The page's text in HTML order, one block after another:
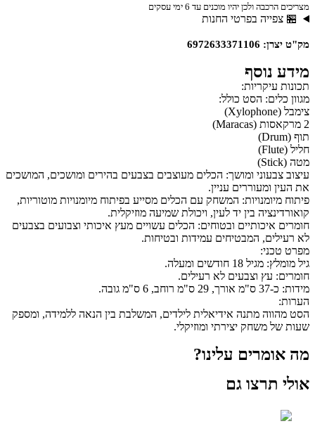
מצריכים הרכבה ולכן יהיו מוכנים עד 6 ימי עסקים
🏪 צפייה בפרטי החנות
מק"ט יצרן: 6972633371106
מידע נוסף
תכונות עיקריות:
מגוון כלים: הסט כולל:
צימבל (Xylophone)
2 מרקאסות (Maracas)
תוף (Drum)
חליל (Flute)
מטה (Stick)
עיצוב צבעוני ומושך: הכלים מעוצבים בצבעים בהירים ומושכים, המושכים
את העין ומעוררים עניין.
פיתוח מיומנויות: המשחק עם הכלים מסייע בפיתוח מיומנויות מוטוריות,
קואורדינציה בין יד לעין, ויכולת שמיעה מוזיקלית.
חומרים איכותיים ובטוחים: הכלים עשויים מעץ איכותי וצבועים בצבעים
לא רעילים, המבטיחים עמידות ובטיחות.
מפרט טכני:
גיל מומלץ: מגיל 18 חודשים ומעלה.
חומרים: עץ וצבעים לא רעילים.
מידות: כ-37 ס"מ אורך, 29 ס"מ רוחב, 6 ס"מ גובה.
הערות:
הסט מהווה מתנה אידיאלית לילדים, המשלבת בין הנאה ללמידה, ומספק
שעות של משחק יצירתי ומוזיקלי.
מה אומרים עלינו?
אולי תרצו גם